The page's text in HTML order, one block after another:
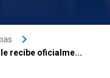
keyboard_arrow_right
recibe oficialme...